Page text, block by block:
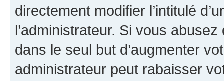
directement modifier l’intitulé
l’administrateur. Si vous
dans le seul but d’augmenter
administrateur peut rabaisser